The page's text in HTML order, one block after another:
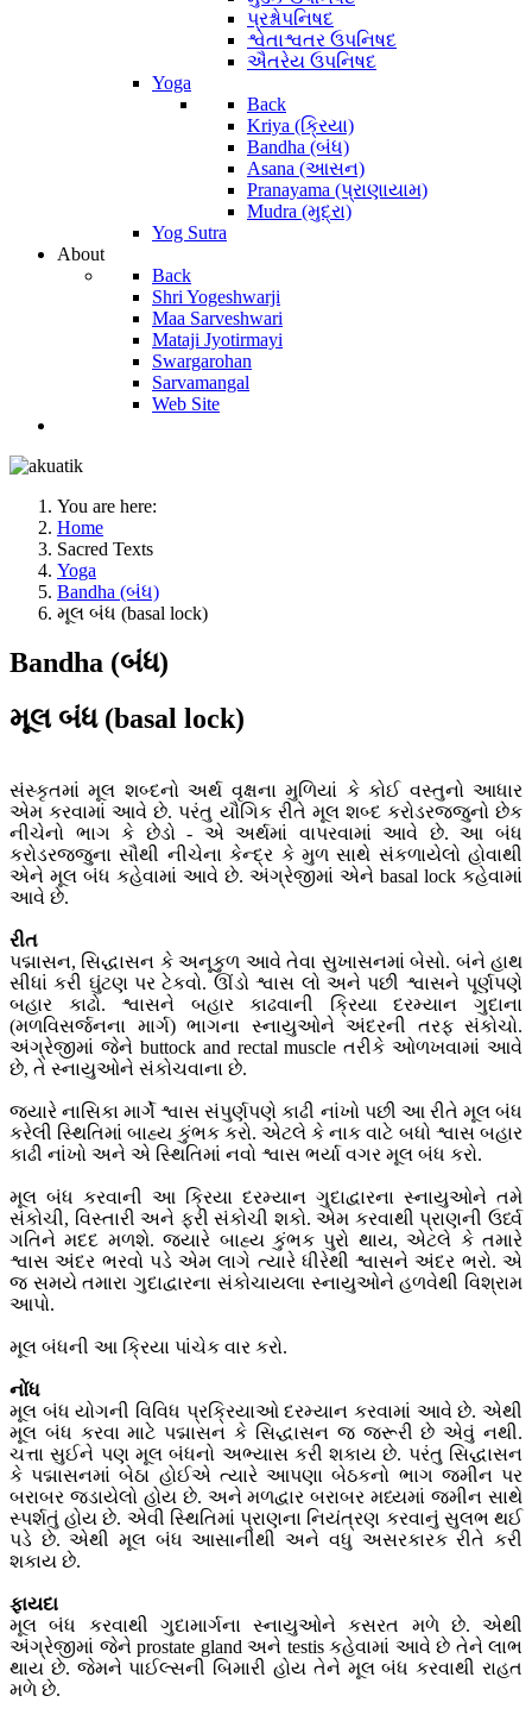
પ્રશ્નોપનિષદ
શ્વેતાશ્વતર ઉપનિષદ
ઐતરેય ઉપનિષદ
Yoga
Back
Kriya (ક્રિયા)
Bandha (બંધ)
Asana (આસન)
Pranayama (પ્રાણાયામ)
Mudra (મુદ્રા)
Yog Sutra
About
Back
Shri Yogeshwarji
Maa Sarveshwari
Mataji Jyotirmayi
Swargarohan
Sarvamangal
Web Site
You are here:
Home
Sacred Texts
Yoga
Bandha (બંધ)
મૂલ બંધ (basal lock)
Bandha (બંધ)
મૂલ બંધ (basal lock)
સંસ્કૃતમાં મૂલ શબ્દનો અર્થ વૃક્ષના મુળિયાં કે કોઈ વસ્તુનો આધાર
એમ કરવામાં આવે છે. પરંતુ યૌગિક રીતે મૂલ શબ્દ કરોડરજ્જુનો છેક
નીચેનો ભાગ કે છેડો - એ અર્થમાં વાપરવામાં આવે છે. આ બંધ
કરોડરજ્જુના સૌથી નીચેના કેન્દ્ર કે મુળ સાથે સંકળાયેલો હોવાથી
એને મૂલ બંધ કહેવામાં આવે છે. અંગ્રેજીમાં એને basal lock કહેવામાં
આવે છે.
રીત
પદ્માસન, સિદ્ધાસન કે અનૂકુળ આવે તેવા સુખાસનમાં બેસો. બંને હાથ
સીધાં કરી ઘુંટણ પર ટેકવો. ઊંડો શ્વાસ લો અને પછી શ્વાસને પૂર્ણપણે
બહાર કાઢો. શ્વાસને બહાર કાઢવાની ક્રિયા દરમ્યાન ગુદાના
(મળવિસર્જનના માર્ગ) ભાગના સ્નાયુઓને અંદરની તરફ સંકોચો.
અંગ્રેજીમાં જેને buttock and rectal muscle તરીકે ઓળખવામાં આવે
છે, તે સ્નાયુઓને સંકોચવાના છે.
જ્યારે નાસિકા માર્ગે શ્વાસ સંપુર્ણપણે કાઢી નાંખો પછી આ રીતે મૂલ બંધ
કરેલી સ્થિતિમાં બાહ્ય કુંભક કરો. એટલે કે નાક વાટે બધો શ્વાસ બહાર
કાઢી નાંખો અને એ સ્થિતિમાં નવો શ્વાસ ભર્યા વગર મૂલ બંધ કરો.
મૂલ બંધ કરવાની આ ક્રિયા દરમ્યાન ગુદાદ્વારના સ્નાયુઓને તમે
સંકોચી, વિસ્તારી અને ફરી સંકોચી શકો. એમ કરવાથી પ્રાણની ઉર્ધ્વ
ગતિને મદદ મળશે. જ્યારે બાહ્ય કુંભક પુરો થાય, એટલે કે તમારે
શ્વાસ અંદર ભરવો પડે એમ લાગે ત્યારે ધીરેથી શ્વાસને અંદર ભરો. એ
જ સમયે તમારા ગુદાદ્વારના સંકોચાયલા સ્નાયુઓને હળવેથી વિશ્રામ
આપો.
મૂલ બંધની આ ક્રિયા પાંચેક વાર કરો.
નોંધ
મૂલ બંધ યોગની વિવિધ પ્રક્રિયાઓ દરમ્યાન કરવામાં આવે છે. એથી
મૂલ બંધ કરવા માટે પદ્માસન કે સિદ્ધાસન જ જરૂરી છે એવું નથી.
ચત્તા સુઈને પણ મૂલ બંધનો અભ્યાસ કરી શકાય છે. પરંતુ સિદ્ધાસન
કે પદ્માસનમાં બેઠા હોઈએ ત્યારે આપણા બેઠકનો ભાગ જમીન પર
બરાબર જડાયેલો હોય છે. અને મળદ્વાર બરાબર મધ્યમાં જમીન સાથે
સ્પર્શતું હોય છે. એવી સ્થિતિમાં પ્રાણના નિયંત્રણ કરવાનું સુલભ થઈ
પડે છે. એથી મૂલ બંધ આસાનીથી અને વધુ અસરકારક રીતે કરી
શકાય છે.
ફાયદા
મૂલ બંધ કરવાથી ગુદામાર્ગના સ્નાયુઓને કસરત મળે છે. એથી
અંગ્રેજીમાં જેને prostate gland અને testis કહેવામાં આવે છે તેને લાભ
થાય છે. જેમને પાઈલ્સની બિમારી હોય તેને મૂલ બંધ કરવાથી રાહત
મળે છે.